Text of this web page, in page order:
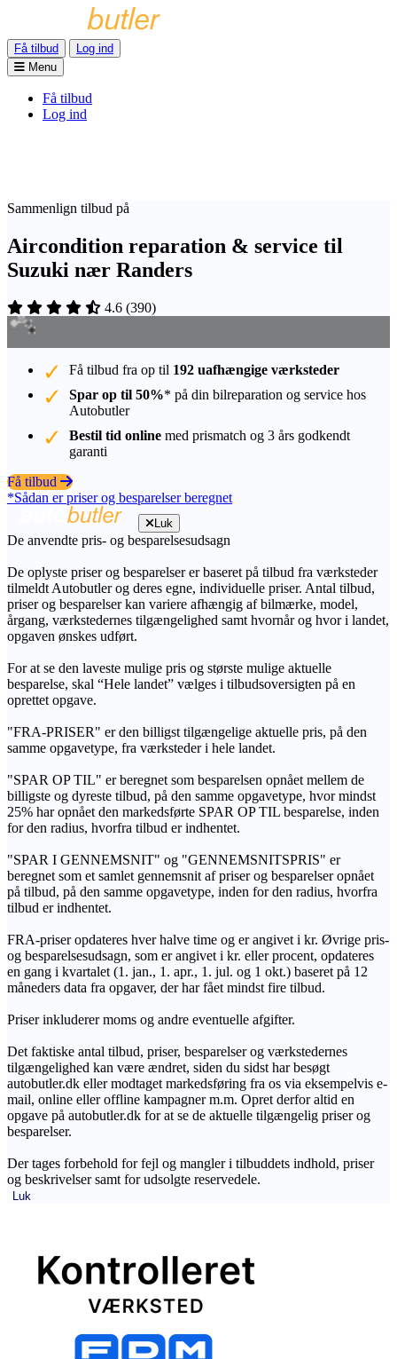
Få tilbud
Log ind
Menu
Få tilbud
Log ind
Sammenlign tilbud på
Aircondition reparation & service til
Suzuki nær Randers
4.6 (390)
Få tilbud fra op til 192 uafhængige værksteder
Spar op til 50%* på din bilreparation og service hos
Autobutler
Bestil tid online med prismatch og 3 års godkendt
garanti
Få tilbud
*Sådan er priser og besparelser beregnet
Luk
De anvendte pris- og besparelsesudsagn
De oplyste priser og besparelser er baseret på tilbud fra værksteder
tilmeldt Autobutler og deres egne, individuelle priser. Antal tilbud,
priser og besparelser kan variere afhængig af bilmærke, model,
årgang, værkstedernes tilgængelighed samt hvornår og hvor i landet,
opgaven ønskes udført.
For at se den laveste mulige pris og største mulige aktuelle
besparelse, skal “Hele landet” vælges i tilbudsoversigten på en
oprettet opgave.
"FRA-PRISER" er den billigst tilgængelige aktuelle pris, på den
samme opgavetype, fra værksteder i hele landet.
"SPAR OP TIL" er beregnet som besparelsen opnået mellem de
billigste og dyreste tilbud, på den samme opgavetype, hvor mindst
25% har opnået den markedsførte SPAR OP TIL besparelse, inden
for den radius, hvorfra tilbud er indhentet.
"SPAR I GENNEMSNIT" og "GENNEMSNITSPRIS" er
beregnet som et samlet gennemsnit af priser og besparelser opnået
på tilbud, på den samme opgavetype, inden for den radius, hvorfra
tilbud er indhentet.
FRA-priser opdateres hver halve time og er angivet i kr. Øvrige pris-
og besparelsesudsagn, som er angivet i kr. eller procent, opdateres
en gang i kvartalet (1. jan., 1. apr., 1. jul. og 1 okt.) baseret på 12
måneders data fra opgaver, der har fået mindst fire tilbud.
Priser inkluderer moms og andre eventuelle afgifter.
Det faktiske antal tilbud, priser, besparelser og værkstedernes
tilgængelighed kan være ændret, siden du sidst har besøgt
autobutler.dk eller modtaget markedsføring fra os via eksempelvis e-
mail, online eller offline kampagner m.m. Opret derfor altid en
opgave på autobutler.dk for at se de aktuelle tilgængelig priser og
besparelser.
Der tages forbehold for fejl og mangler i tilbuddets indhold, priser
og beskrivelser samt for udsolgte reservedele.
Luk